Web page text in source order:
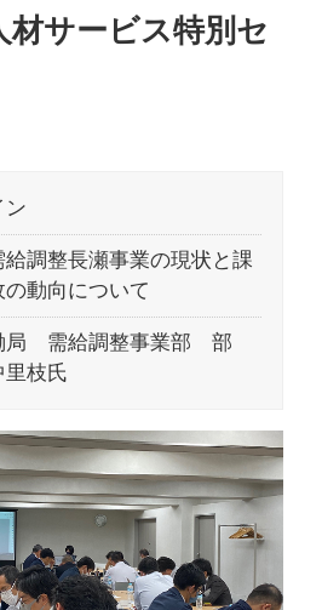
材サービス特別セ
ン
給調整長瀬事業の現状と課
の動向について
局 需給調整事業部 部
枝氏